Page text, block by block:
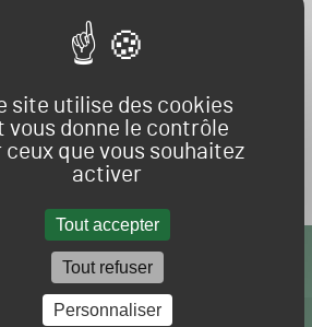
site utilise des cookies
vous donne le contrôle
ceux que vous souhaitez
activer
Tout accepter
Tout refuser
Personnaliser
DE PELOUSE POUR LA
: UN NOUVEAU PRÉSIDENT ÉLU
NOS
SITES